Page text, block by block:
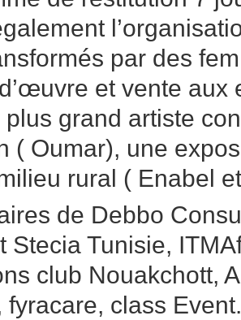
par des
et vente aux
plus grand artiste
( Oumar), une
rural ( Enabel
de Debbo
Stecia Tunisie,
club Nouakchott,
fyracare, class Event.